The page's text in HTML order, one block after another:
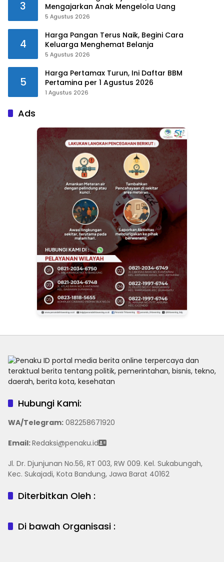
3
Mengajarkan Anak Mengelola Uang
5 Agustus 2026
4
Harga Pangan Terus Naik, Begini Cara
Keluarga Menghemat Belanja
5 Agustus 2026
5
Harga Pertamax Turun, Ini Daftar BBM
Pertamina per 1 Agustus 2026
1 Agustus 2026
Ads
Hubungi Kami:
WA/Telegram: 082258671920
Email:Redaksi@penaku.id
Jl. Dr. Djunjunan No.56, RT 003, RW 009. Kel. Sukabungah,
Kec. Sukajadi, Kota Bandung, Jawa Barat 40162
Diterbitkan Oleh :
Di bawah Organisasi :